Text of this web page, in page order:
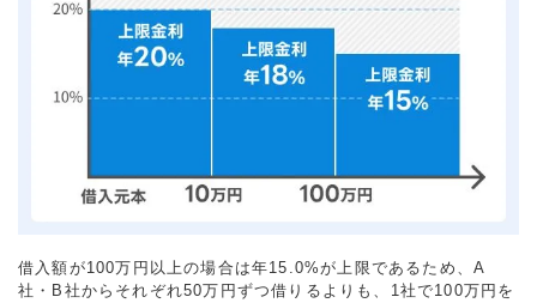
借入額が100万円以上の場合は年15.0%が上限であるため、A
社・B社からそれぞれ50万円ずつ借りるよりも、1社で100万円を